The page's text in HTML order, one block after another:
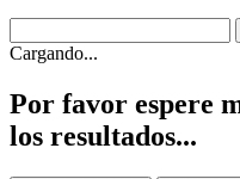
Cargando...
Por favor espere
los resultados...